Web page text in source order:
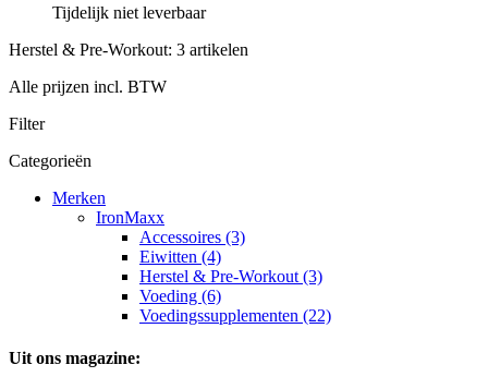
Tijdelijk niet leverbaar
Herstel & Pre-Workout: 3 artikelen
Alle prijzen incl. BTW
Filter
Categorieën
Merken
IronMaxx
Accessoires (3)
Eiwitten (4)
Herstel & Pre-Workout (3)
Voeding (6)
Voedingssupplementen (22)
Uit ons magazine: